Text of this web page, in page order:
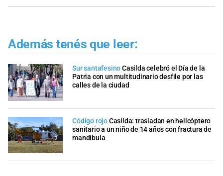
Además tenés que leer:
Sur santafesinoCasilda celebró el Día de la
Patria con un multitudinario desfile por las
calles de la ciudad
Código rojoCasilda: trasladan en helicóptero
sanitario a un niño de 14 años con fractura de
mandíbula